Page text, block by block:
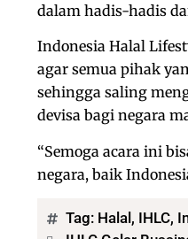
dalam hadis-hadis
Indonesia Halal
agar semua pihak
sehingga saling
devisa bagi negara
“Semoga acara ini
negara, baik
Tag: Halal , IHLC,